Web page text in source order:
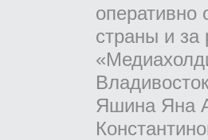
страны и
Яшина Яна